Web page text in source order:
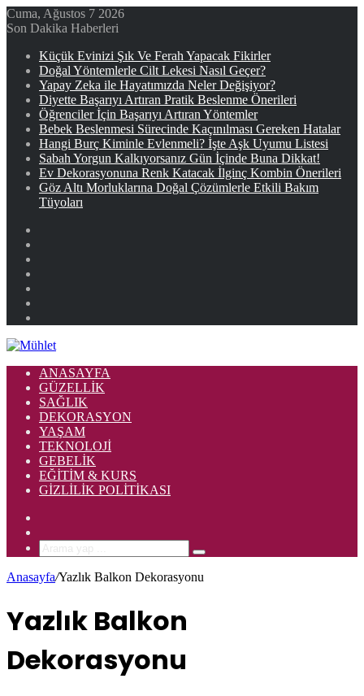
Cuma, Ağustos 7 2026
Son Dakika Haberleri
Küçük Evinizi Şık Ve Ferah Yapacak Fikirler
Doğal Yöntemlerle Cilt Lekesi Nasıl Geçer?
Yapay Zeka ile Hayatımızda Neler Değişiyor?
Diyette Başarıyı Artıran Pratik Beslenme Önerileri
Öğrenciler İçin Başarıyı Artıran Yöntemler
Bebek Beslenmesi Sürecinde Kaçınılması Gereken Hatalar
Hangi Burç Kiminle Evlenmeli? İşte Aşk Uyumu Listesi
Sabah Yorgun Kalkıyorsanız Gün İçinde Buna Dikkat!
Ev Dekorasyonuna Renk Katacak İlginç Kombin Önerileri
Göz Altı Morluklarına Doğal Çözümlerle Etkili Bakım
Tüyoları
ANASAYFA
GÜZELLIK
SAĞLIK
DEKORASYON
YAŞAM
TEKNOLOJI
GEBELIK
EĞITIM & KURS
GIZLILIK POLITIKASI
Arama
...
Anasayfa/Yazlık Balkon Dekorasyonu
Yazlık Balkon
Dekorasyonu